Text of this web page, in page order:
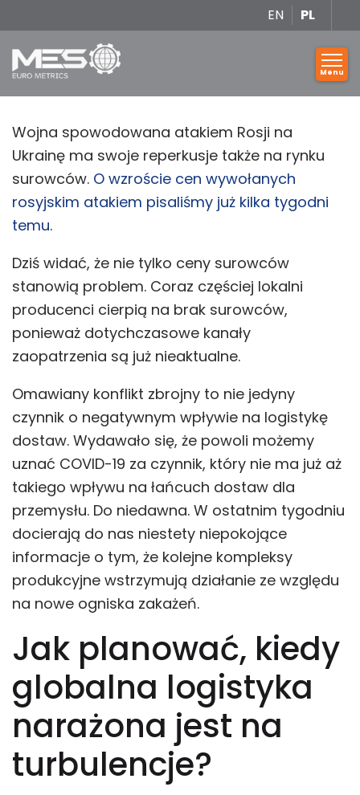
EN PL
Wojna spowodowana atakiem Rosji na
Ukrainę ma swoje reperkusje także na rynku
surowców. O wzroście cen wywołanych
rosyjskim atakiem pisaliśmy już kilka tygodni
temu.
Dziś widać, że nie tylko ceny surowców
stanowią problem. Coraz częściej lokalni
producenci cierpią na brak surowców,
ponieważ dotychczasowe kanały
zaopatrzenia są już nieaktualne.
Omawiany konflikt zbrojny to nie jedyny
czynnik o negatywnym wpływie na logistykę
dostaw. Wydawało się, że powoli możemy
uznać COVID-19 za czynnik, który nie ma już aż
takiego wpływu na łańcuch dostaw dla
przemysłu. Do niedawna. W ostatnim tygodniu
docierają do nas niestety niepokojące
informacje o tym, że kolejne kompleksy
produkcyjne wstrzymują działanie ze względu
na nowe ogniska zakażeń.
Jak planować, kiedy
globalna logistyka
narażona jest na
turbulencje?